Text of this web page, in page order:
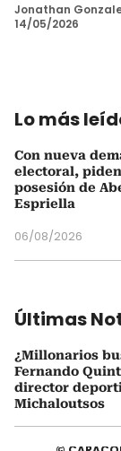
Jonathan
14/05/2026
Lo más
Con nueva
electoral,
posesión de
Espriella
06/08/2026
Últimas
¿Millonarios
Fernando
director
Michaloutsos